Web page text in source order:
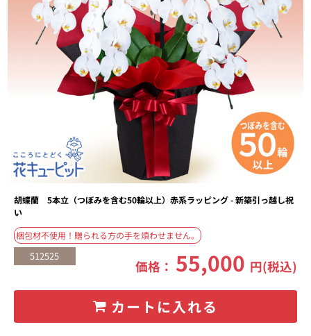
胡蝶蘭 5本立（つぼみを含む50輪以上）赤系ラッピング - 新築引っ越し祝
い
梱包材不使用！贈られる方の手を煩わせません。
512525
価格： 55,000 円(税込)
カートに入れる